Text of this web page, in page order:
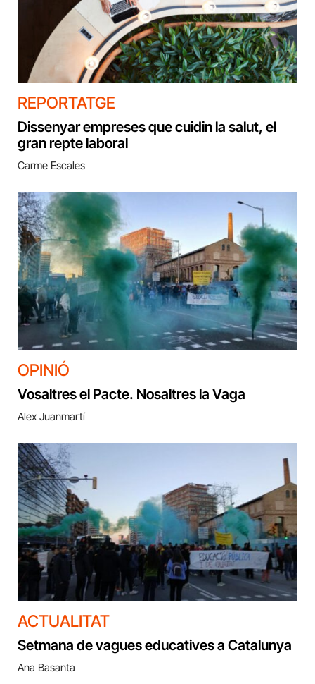
REPORTATGE
Dissenyar empreses que cuidin la salut, el
gran repte laboral
Carme Escales
OPINIÓ
Vosaltres el Pacte. Nosaltres la Vaga
Alex Juanmartí
ACTUALITAT
Setmana de vagues educatives a Catalunya
Ana Basanta